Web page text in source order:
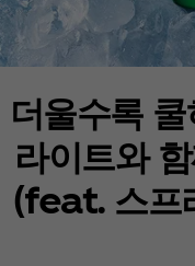
더울수록
라이트와
(feat. 스프